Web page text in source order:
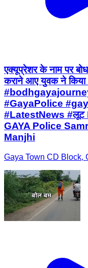
एक्यूप्रेशर के नाम पर
कराने आए युवक ने किया
#GayaPolice
#LatestNews #लूट
GAYA Police
Manjhi
Gaya Town CD Block,